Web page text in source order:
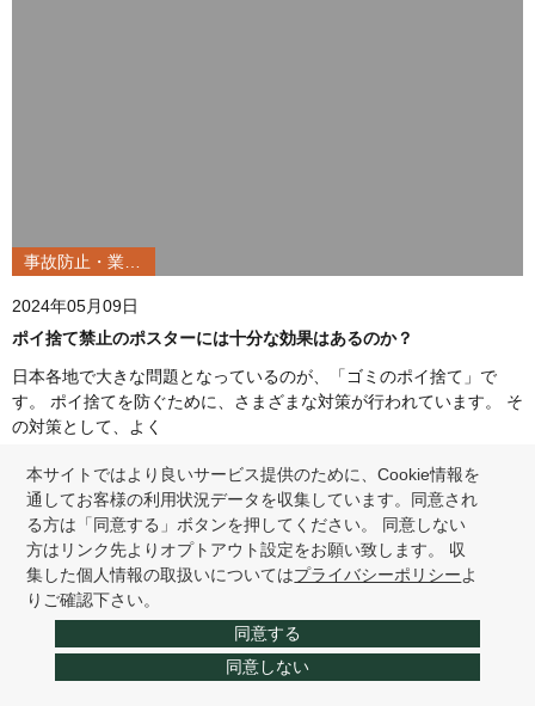
2024年05月09日
ポイ捨て禁止のポスターには十分な効果はあるのか？
日本各地で大きな問題となっているのが、「ゴミのポイ捨て」で
す。 ポイ捨てを防ぐために、さまざまな対策が行われています。 そ
の対策として、よく
本サイトではより良いサービス提供のために、Cookie情報を
通してお客様の利用状況データを収集しています。同意され
る方は「同意する」ボタンを押してください。 同意しない
方はリンク先よりオプトアウト設定をお願い致します。 収
集した個人情報の取扱いについてはプライバシーポリシーよ
りご確認下さい。
同意する
同意しない